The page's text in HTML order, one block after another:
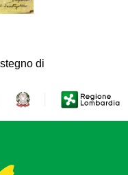
di